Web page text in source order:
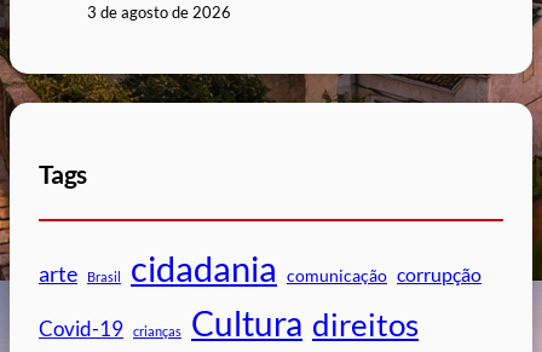
3 de agosto de 2026
Tags
arte Brasil cidadania comunicação corrupção
Covid-19 crianças Cultura direitos